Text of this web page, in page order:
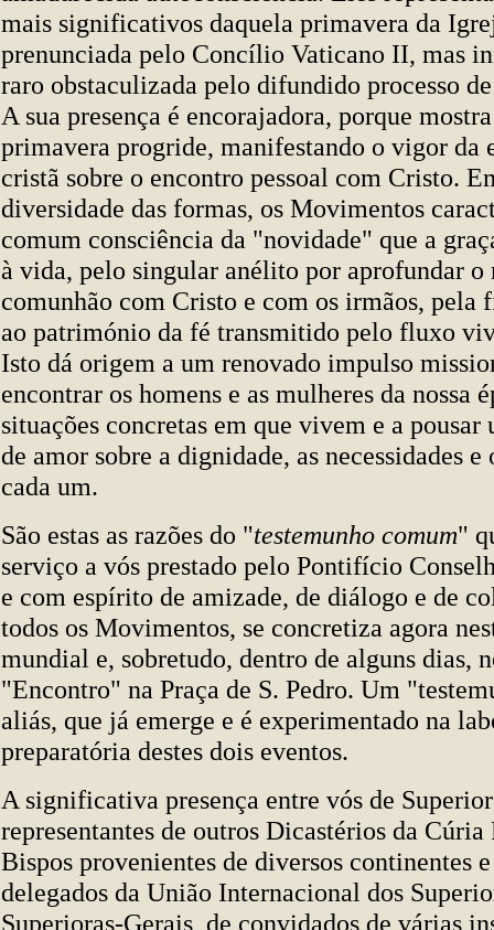
mais significativos daquela primavera da
prenunciada pelo Concílio Vaticano II, mas
raro obstaculizada pelo difundido processo
A sua presença é encorajadora, porque
primavera progride, manifestando o vigor da
cristã sobre o encontro pessoal com Cristo.
diversidade das formas, os Movimentos
comum consciência da "novidade" que a
à vida, pelo singular anélito por aprofundar o
comunhão com Cristo e com os irmãos, pela
ao património da fé transmitido pelo fluxo
Isto dá origem a um renovado impulso
encontrar os homens e as mulheres da nossa
situações concretas em que vivem e a
de amor sobre a dignidade, as necessidades e
cada um.
São estas as razões do "testemunho comum"
serviço a vós prestado pelo Pontifício
e com espírito de amizade, de diálogo e de
todos os Movimentos, se concretiza agora
mundial e, sobretudo, dentro de alguns dias,
"Encontro" na Praça de S. Pedro. Um
aliás, que já emerge e é experimentado na
preparatória destes dois eventos.
A significativa presença entre vós de
representantes de outros Dicastérios da Cúria
Bispos provenientes de diversos continentes
delegados da União Internacional dos
Superioras-Gerais, de convidados de várias